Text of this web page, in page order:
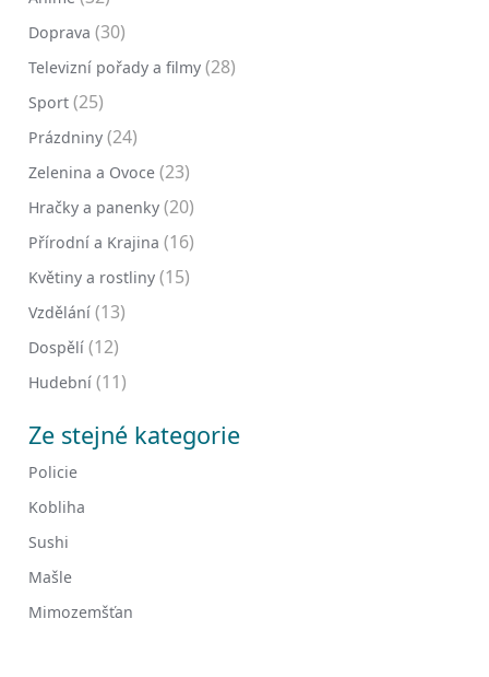
Doprava (30)
Televizní pořady a filmy (28)
Sport (25)
Prázdniny (24)
Zelenina a Ovoce (23)
Hračky a panenky (20)
Přírodní a Krajina (16)
Květiny a rostliny (15)
Vzdělání (13)
Dospělí (12)
Hudební (11)
Ze stejné kategorie
Policie
Kobliha
Sushi
Mašle
Mimozemšťan